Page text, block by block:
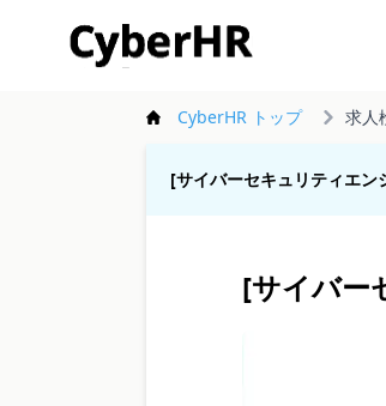
CyberHR
CyberHR トップ 求人
[サイバーセキュリティエ
[サイバー